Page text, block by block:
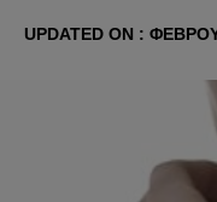
UPDATED ON :